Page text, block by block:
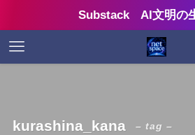
Substack AI文明の
kurashina_kana – tag –